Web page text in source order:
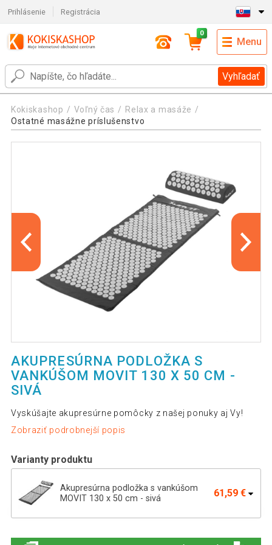
Prihlásenie Registrácia
Vyhľadať
0
Menu
Kokiskashop Voľný čas
Relax a masáže
Ostatné masážne príslušenstvo
AKUPRESÚRNA PODLOŽKA S
VANKÚŠOM MOVIT 130 X 50 CM -
SIVÁ
Vyskúšajte akupresúrne pomôcky z našej ponuky aj Vy!
Zobraziť podrobnejší popis
Varianty produktu
Akupresúrna podložka s vankúšom
MOVIT 130 x 50 cm - sivá
61,59 €
x 50 cm - oranžová